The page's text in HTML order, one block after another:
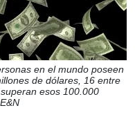
en el mundo poseen
de dólares, 16 entre
esos 100.000